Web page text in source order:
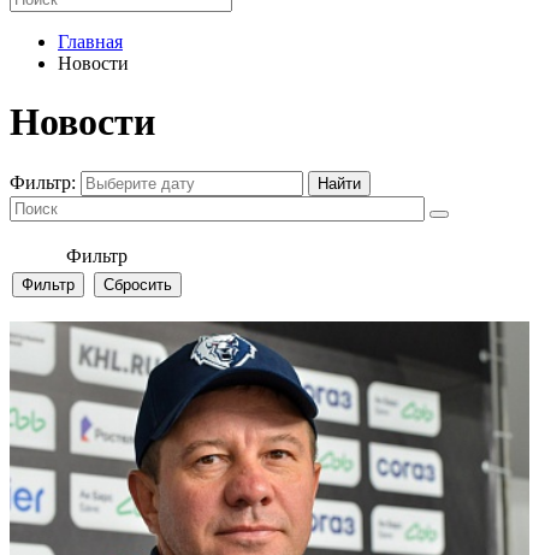
Главная
Новости
Новости
Фильтр:
Фильтр